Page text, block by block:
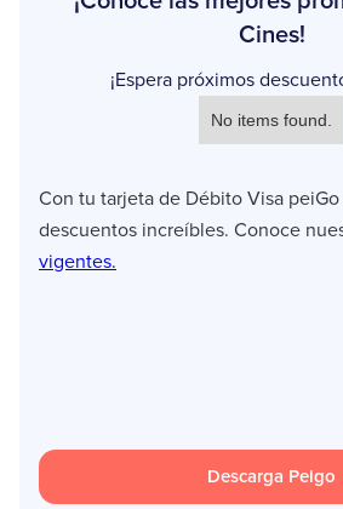
Cines!
¡Espera próximos
No items found.
Con tu tarjeta de Débito Visa peiGo
descuentos increíbles. Conoce
vigentes.
Descarga Peigo